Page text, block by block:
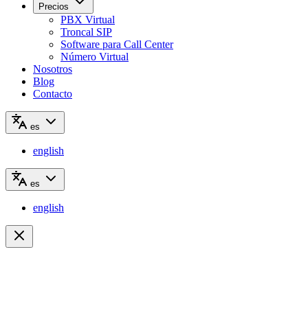
Precios
PBX Virtual
Troncal SIP
Software para Call Center
Número Virtual
Nosotros
Blog
Contacto
es
english
es
english